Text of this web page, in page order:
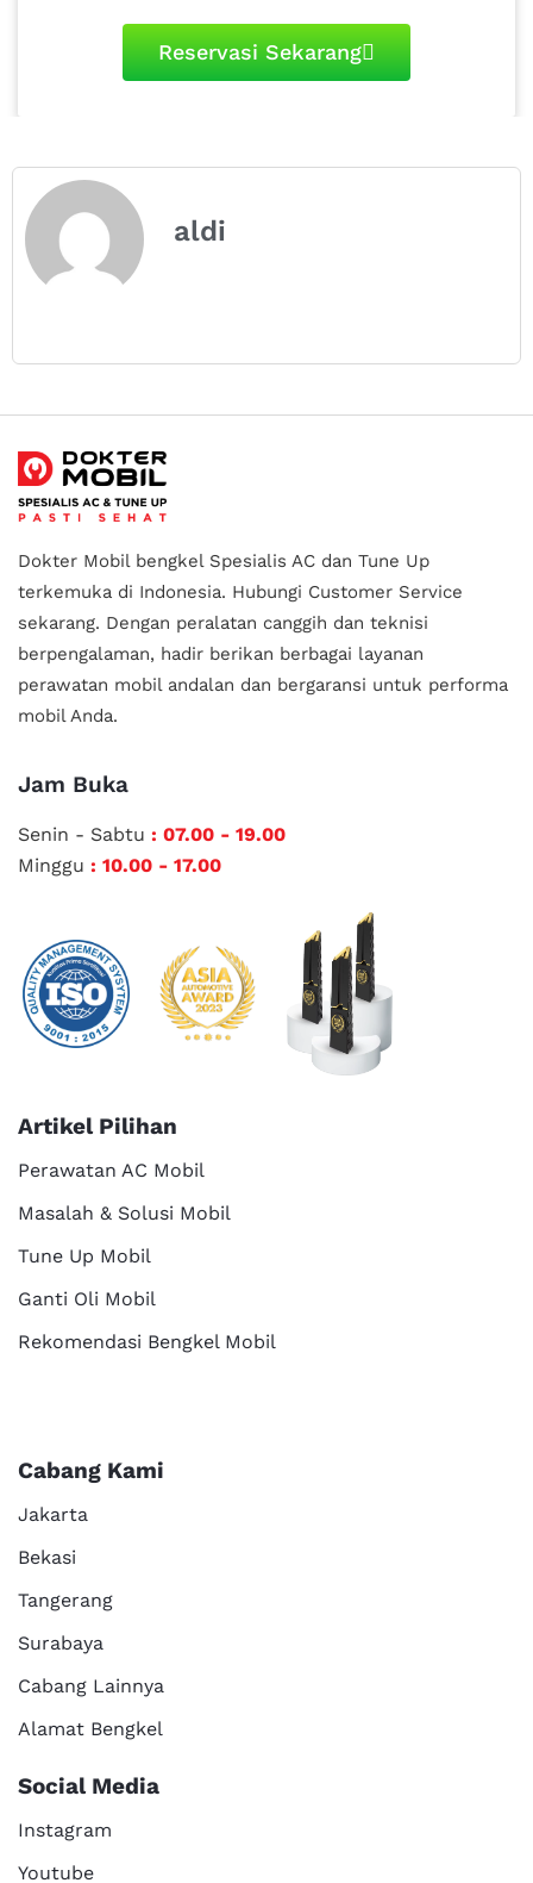
Reservasi Sekarang
aldi
Dokter Mobil bengkel Spesialis AC dan Tune Up
terkemuka di Indonesia. Hubungi Customer Service
sekarang. Dengan peralatan canggih dan teknisi
berpengalaman, hadir berikan berbagai layanan
perawatan mobil andalan dan bergaransi untuk performa
mobil Anda.
Jam Buka
Senin - Sabtu : 07.00 - 19.00
Minggu : 10.00 - 17.00
Artikel Pilihan
Perawatan AC Mobil
Masalah & Solusi Mobil
Tune Up Mobil
Ganti Oli Mobil
Rekomendasi Bengkel Mobil
Cabang Kami
Jakarta
Bekasi
Tangerang
Surabaya
Cabang Lainnya
Alamat Bengkel
Social Media
Instagram
Youtube